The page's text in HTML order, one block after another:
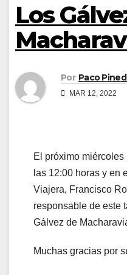
Los
Por Paco
MAR 12, 2022
El próximo
las 12:00 horas y en
Viajera, Francisco
responsable de este
Gálvez de
Muchas gracias por